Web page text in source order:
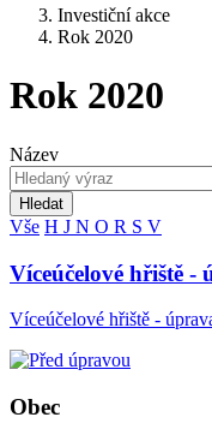
Investiční akce
Rok 2020
Rok 2020
Název
Hledat
Vše H J N O R S V
Víceúčelové hřiště -
Víceúčelové hřiště -
Obec